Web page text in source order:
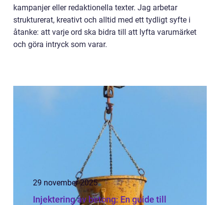
kampanjer eller redaktionella texter. Jag arbetar
strukturerat, kreativt och alltid med ett tydligt syfte i
åtanke: att varje ord ska bidra till att lyfta varumärket
och göra intryck som varar.
29 november 2025
Injektering av betong: En guide till